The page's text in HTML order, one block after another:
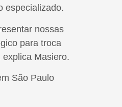
especializado.
nossas
para troca
Masiero.
São Paulo